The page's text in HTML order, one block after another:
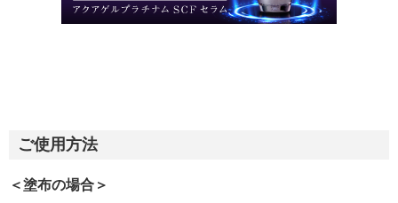
ご使用方法
＜塗布の場合＞